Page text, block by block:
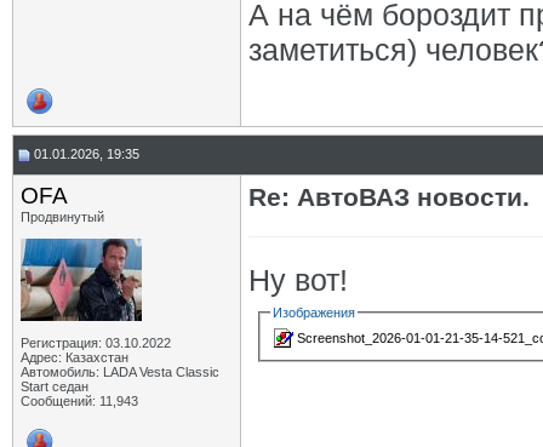
А на чём бороздит
заметиться)
01.01.2026, 19:35
OFA
Продвинутый
Регистрация: 03.10.2022
Адрес: Казахстан
Автомобиль: LADA Vesta Classic
Start седан
Сообщений: 11,943
Re: АвтоВАЗ новости.
Ну вот!
Изображения
Screenshot_2026-01-01-21-35-14-